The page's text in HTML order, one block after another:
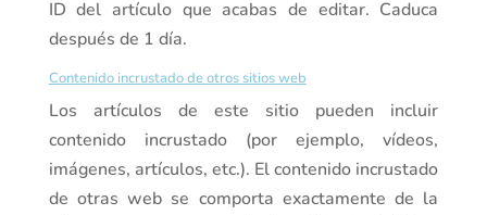
ID del artículo que acabas de editar. Caduca
después de 1 día.
Contenido incrustado de otros sitios web
Los artículos de este sitio pueden incluir
contenido incrustado (por ejemplo, vídeos,
imágenes, artículos, etc.). El contenido incrustado
de otras web se comporta exactamente de la